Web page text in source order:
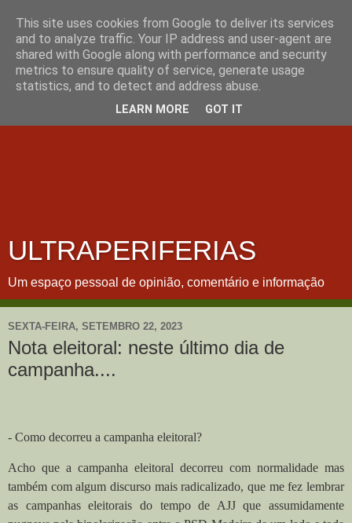
ULTRAPERIFERIAS
Um espaço pessoal de opinião, comentário e informação
SEXTA-FEIRA, SETEMBRO 22, 2023
Nota eleitoral: neste último dia de
campanha....
- Como decorreu a campanha eleitoral?
Acho que a campanha eleitoral decorreu com normalidade mas
também com algum discurso mais radicalizado, que me fez lembrar
as campanhas eleitorais do tempo de AJJ que assumidamente
This site uses cookies from Google to deliver its services
and to analyze traffic. Your IP address and user-agent are
shared with Google along with performance and security
metrics to ensure quality of service, generate usage
statistics, and to detect and address abuse.
LEARN MORE GOT IT